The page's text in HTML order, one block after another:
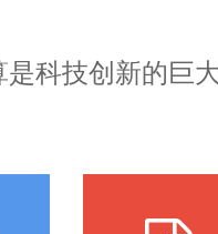
科技创新的巨